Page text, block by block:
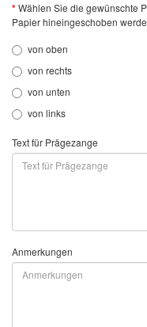
Wählen Sie die gewünschte
Papier hineingeschoben
von oben
von rechts
von unten
von links
Text für Prägezange
Anmerkungen